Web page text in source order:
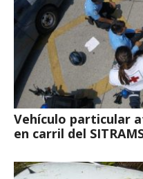
Vehículo particular
en carril del